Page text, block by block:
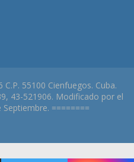
C.P. 55100 Cienfuegos. Cuba.
43-521906. Modificado por el
========